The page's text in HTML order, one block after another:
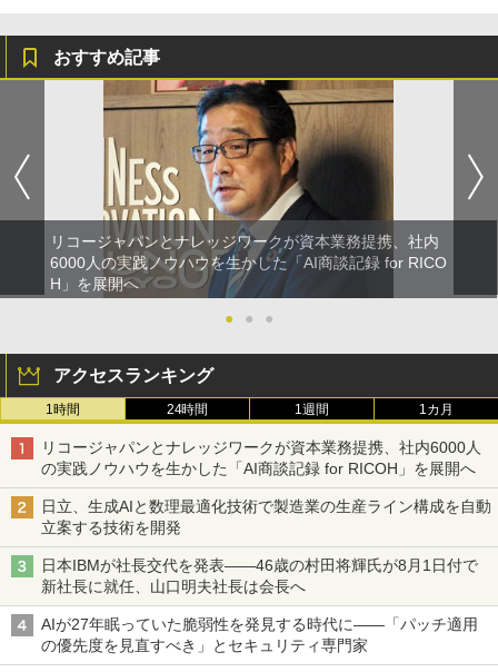
おすすめ記事
リコージャパンとナレッジワークが資本業務提携、社内
6000人の実践ノウハウを生かした「AI商談記録 for RICO
H」を展開へ
●
● ●
アクセスランキング
1時間 24時間 1週間 1カ月
リコージャパンとナレッジワークが資本業務提携、社内6000人
の実践ノウハウを生かした「AI商談記録 for RICOH」を展開へ
日立、生成AIと数理最適化技術で製造業の生産ライン構成を自動
立案する技術を開発
日本IBMが社長交代を発表――46歳の村田将輝氏が8月1日付で
新社長に就任、山口明夫社長は会長へ
AIが27年眠っていた脆弱性を発見する時代に――「パッチ適用
の優先度を見直すべき」とセキュリティ専門家